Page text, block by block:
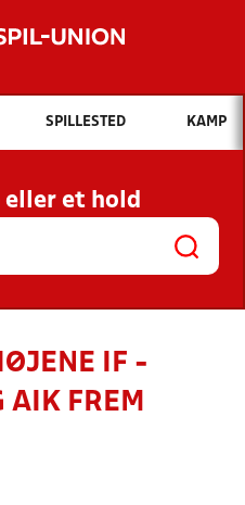
Hvad vil du søge efter?
OG NYHEDER
KLUBBER OG
SPILLESTED KAMP
eller et hold
IF -
AIK FREM